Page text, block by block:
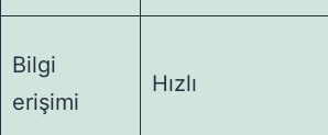
Bilgi
erişimi
Hızlı